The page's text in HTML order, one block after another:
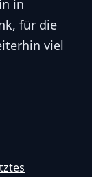
in
für die
viel